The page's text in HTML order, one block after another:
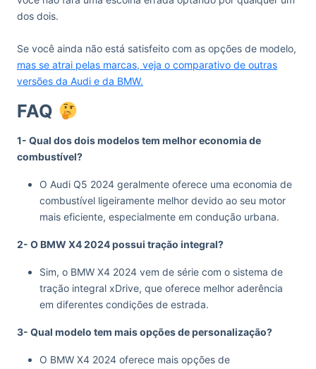
dos dois.
Se você ainda não está satisfeito com as opções de modelo,
mas se atrai pelas marcas, veja o comparativo de outras
versões da Audi e da BMW.
FAQ
1- Qual dos dois modelos tem melhor economia de
combustível?
O Audi Q5 2024 geralmente oferece uma economia de
combustível ligeiramente melhor devido ao seu motor
mais eficiente, especialmente em condução urbana.
2- O BMW X4 2024 possui tração integral?
Sim, o BMW X4 2024 vem de série com o sistema de
tração integral xDrive, que oferece melhor aderência
em diferentes condições de estrada.
3- Qual modelo tem mais opções de personalização?
O BMW X4 2024 oferece mais opções de